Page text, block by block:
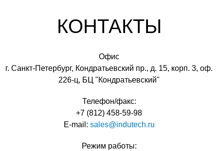
КОНТАКТЫ
Офис
г. Санкт-Петербург, Кондратьевский пр., д. 15, корп. 3, оф.
226-ц, БЦ "Кондратьевский"
Телефон/факс:
+7 (812) 458-59-98
Е-mail: sales@indutech.ru
Режим работы: